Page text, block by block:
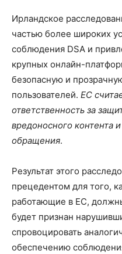
Ирландское
частью более широких
соблюдения DSA и
крупных онлайн-
безопасную и
пользователей. ЕС
ответственность за
вредоносного контента
обращения.
Результат этого
прецедентом для того,
работающие в ЕС,
будет признан
спровоцировать
обеспечению